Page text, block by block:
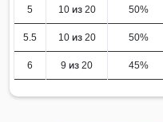
5 10 из 20 50%
5.5 10 из 20 50%
6 9 из 20 45%